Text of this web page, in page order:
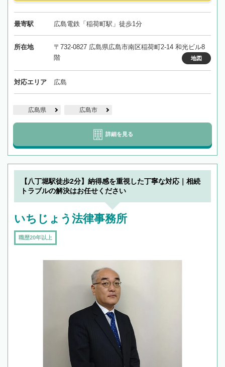
最寄駅 広島電鉄「稲荷町駅」徒歩1分
所在地
〒732-0827 広島県広島市南区稲荷町2-14 和光ビル8
階
地図
対応エリア 広島
広島県 広島市
詳細を見る
【八丁堀駅徒歩2分】納得感を重視した丁寧な対応｜相続
トラブルの解決はお任せください
いちじょう法律事務所
職歴20年以上